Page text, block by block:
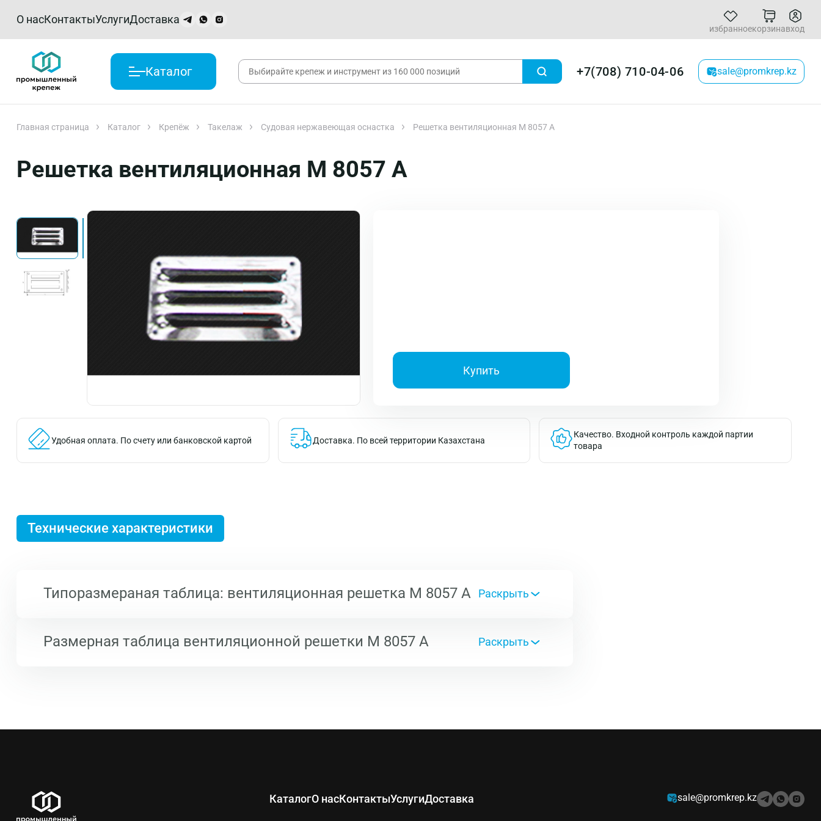
О насКонтактыУслугиДоставка
избранноекорзинавход
Каталог +7(708) 710-04-06 sale@promkrep.kz
Главная страница Каталог Крепёж Такелаж Судовая нержавеющая оснастка Решетка вентиляционная М 8057 A
Решетка вентиляционная М 8057 A
Купить
Удобная оплата. По счету или банковской картой Доставка. По всей территории Казахстана
Качество. Входной контроль каждой партии
товара
Технические характеристики
Типоразмераная таблица: вентиляционная решетка М 8057 А
Размерная таблица вентиляционной решетки М 8057 А
КаталогО насКонтактыУслугиДоставка sale@promkrep.kz